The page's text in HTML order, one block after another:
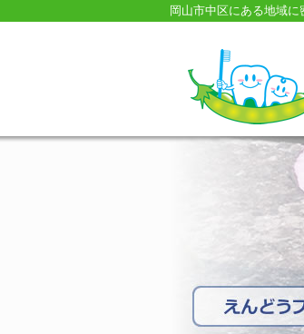
岡山市中区にある地域